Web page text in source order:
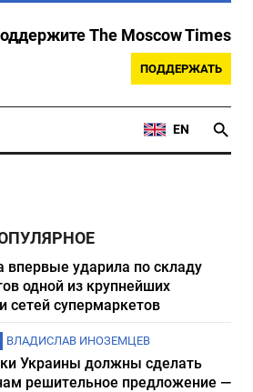
The Moscow Times
ПОДДЕРЖАТЬ
EN
впервые ударила по складу
одной из крупнейших
сетей супермаркетов
ВЛАДИСЛАВ ИНОЗЕМЦЕВ
Украины должны сделать
решительное предложение —